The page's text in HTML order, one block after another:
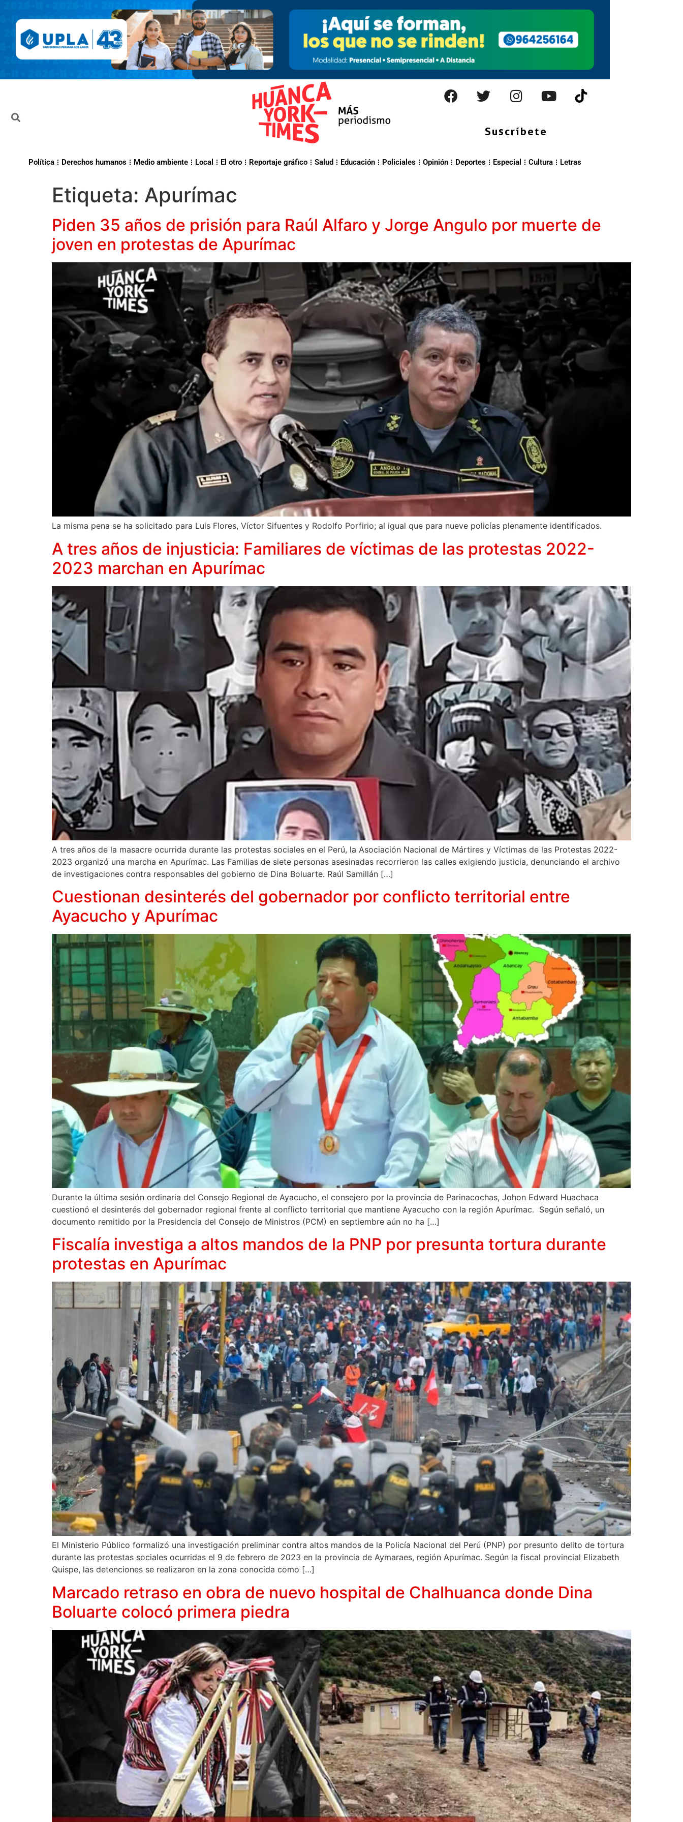
Suscríbete
Política Derechos humanos Medio ambiente Local El otro Reportaje gráfico Salud Educación Policiales Opinión Deportes Especial Cultura Letras
Etiqueta: Apurímac
Piden 35 años de prisión para Raúl Alfaro y Jorge Angulo por muerte de
joven en protestas de Apurímac
La misma pena se ha solicitado para Luis Flores, Víctor Sifuentes y Rodolfo Porfirio; al igual que para nueve policías plenamente identificados.
A tres años de injusticia: Familiares de víctimas de las protestas 2022-
2023 marchan en Apurímac
A tres años de la masacre ocurrida durante las protestas sociales en el Perú, la Asociación Nacional de Mártires y Víctimas de las Protestas 2022-
2023 organizó una marcha en Apurímac. Las Familias de siete personas asesinadas recorrieron las calles exigiendo justicia, denunciando el archivo
de investigaciones contra responsables del gobierno de Dina Boluarte. Raúl Samillán […]
Cuestionan desinterés del gobernador por conflicto territorial entre
Ayacucho y Apurímac
Durante la última sesión ordinaria del Consejo Regional de Ayacucho, el consejero por la provincia de Parinacochas, Johon Edward Huachaca
cuestionó el desinterés del gobernador regional frente al conflicto territorial que mantiene Ayacucho con la región Apurímac. Según señaló, un
documento remitido por la Presidencia del Consejo de Ministros (PCM) en septiembre aún no ha […]
Fiscalía investiga a altos mandos de la PNP por presunta tortura durante
protestas en Apurímac
El Ministerio Público formalizó una investigación preliminar contra altos mandos de la Policía Nacional del Perú (PNP) por presunto delito de tortura
durante las protestas sociales ocurridas el 9 de febrero de 2023 en la provincia de Aymaraes, región Apurímac. Según la fiscal provincial Elizabeth
Quispe, las detenciones se realizaron en la zona conocida como […]
Marcado retraso en obra de nuevo hospital de Chalhuanca donde Dina
Boluarte colocó primera piedra